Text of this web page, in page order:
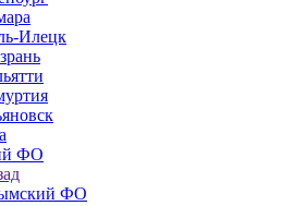
Илецк
ФО
ФО